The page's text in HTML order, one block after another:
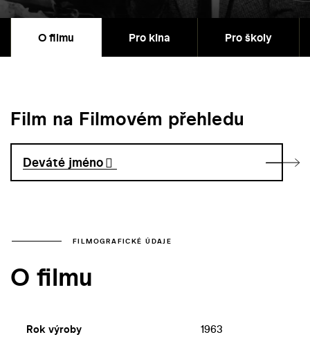
O filmu Pro kina Pro školy
Film na Filmovém přehledu
Deváté jméno
FILMOGRAFICKÉ ÚDAJE
O filmu
Rok výroby 1963